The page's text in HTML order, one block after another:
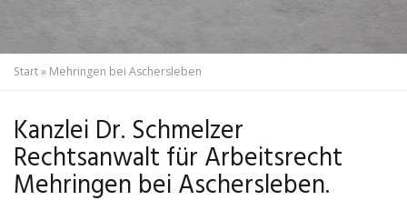
Start» Mehringen bei Aschersleben
Kanzlei Dr. Schmelzer
Rechtsanwalt für Arbeitsrecht
Mehringen bei Aschersleben.